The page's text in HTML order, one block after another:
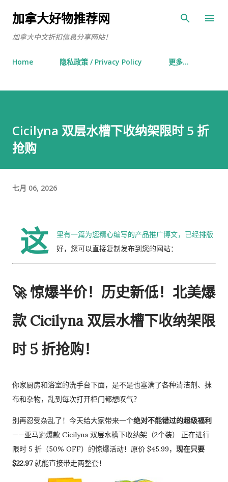
跳至主要内容
加拿大好物推荐网
加拿大中文折扣信息分享网站！
Home 隐私政策 / Privacy Policy 更多…
Cicilyna 双层水槽下收纳架限时 5 折
抢购
七月 06, 2026
这
里有一篇为您精心编写的产品推广博文，已经排版
好，您可以直接复制发布到您的网站：
🚀 惊爆半价！历史新低！北美爆
款 Cicilyna 双层水槽下收纳架限
时 5 折抢购！
你家厨房和浴室的洗手台下面，是不是也塞满了各种清洁剂、抹
布和杂物，乱到每次打开柜门都想叹气？
别再忍受杂乱了！今天给大家带来一个绝对不能错过的超级福利
——亚马逊爆款 Cicilyna 双层水槽下收纳架（2个装）
正在进行
限时 5 折（50% OFF）的惊爆活动！原价 $45.99， 现在只要
$22.97就能直接带走两整套！